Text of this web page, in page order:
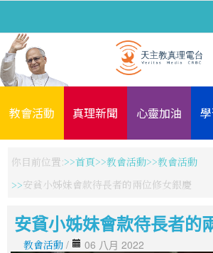
教會活動 真理新聞 心靈加油
你目前位置: 首頁 教會活動
教會活動
安貧小姊妹會款待長者的兩位修女銀慶
安貧小姊妹會款待長者的
教會活動 / 06 八月 2022